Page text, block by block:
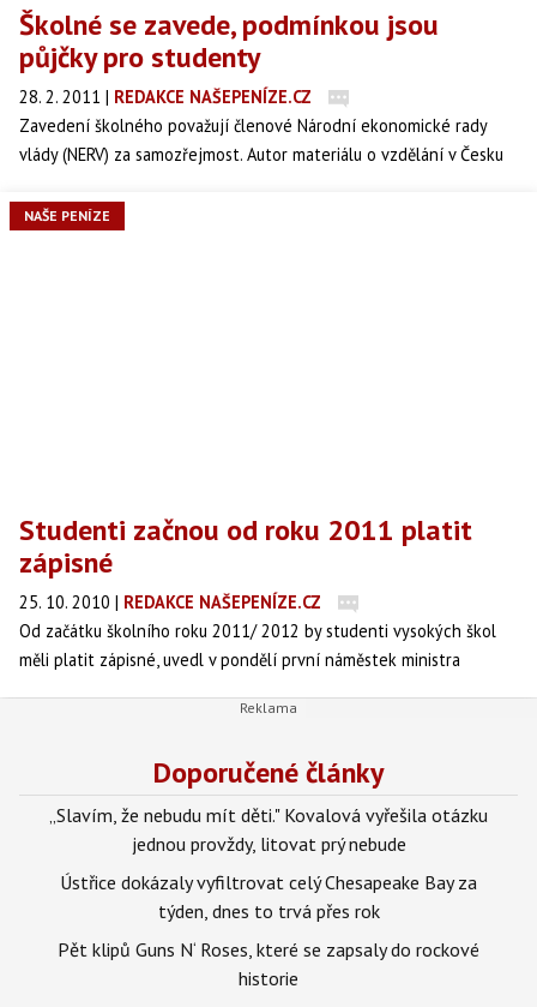
Školné se zavede, podmínkou jsou
půjčky pro studenty
28. 2. 2011 | REDAKCE NAŠEPENÍZE.CZ
Zavedení školného považují členové Národní ekonomické rady
vlády (NERV) za samozřejmost. Autor materiálu o vzdělání v Česku
existovat systém půjček pro studenty.
NAŠE PENÍZE
Studenti začnou od roku 2011 platit
zápisné
25. 10. 2010 | REDAKCE NAŠEPENÍZE.CZ
Od začátku školního roku 2011/ 2012 by studenti vysokých škol
měli platit zápisné, uvedl v pondělí první náměstek ministra
vzdělávání a o finanční pomoci studentům, které ministerstvo v
Doporučené články
„Slavím, že nebudu mít děti." Kovalová vyřešila otázku
jednou provždy, litovat prý nebude
Ústřice dokázaly vyfiltrovat celý Chesapeake Bay za
týden, dnes to trvá přes rok
Pět klipů Guns N‘ Roses, které se zapsaly do rockové
historie